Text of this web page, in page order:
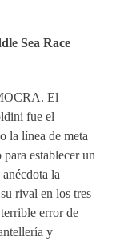
Sea Race
El
fue el
la línea de meta
establecer un
la
rival en los tres
error de
y